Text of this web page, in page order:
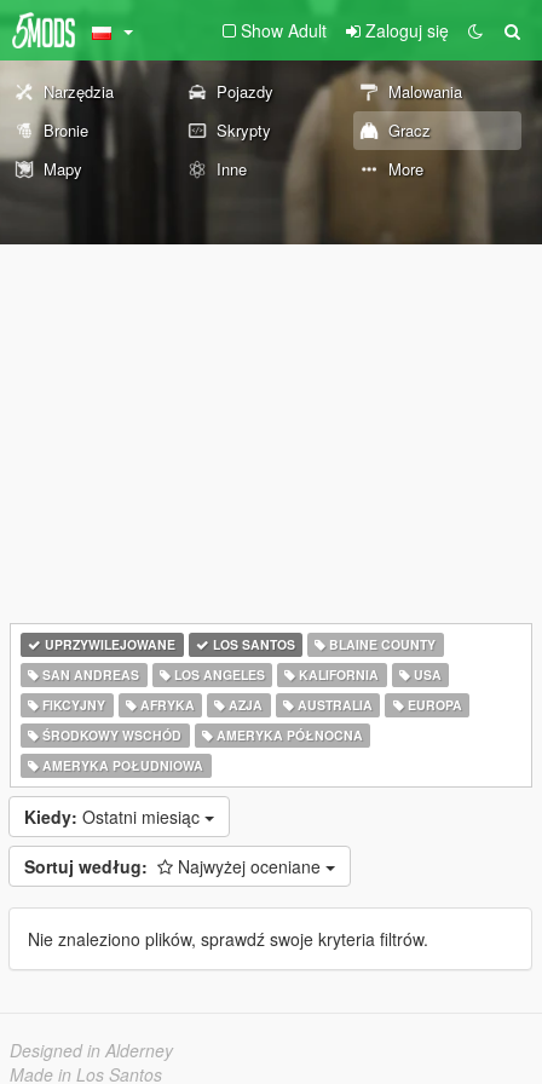
Show Adult Zaloguj się
Narzędzia Pojazdy
Malowania
Bronie
Skrypty
Gracz
Mapy
Inne More
UPRZYWILEJOWANE LOS SANTOS
BLAINE COUNTY
SAN ANDREAS
LOS ANGELES KALIFORNIA
USA
FIKCYJNY
AFRYKA AZJA AUSTRALIA
EUROPA
ŚRODKOWY WSCHÓD
AMERYKA PÓŁNOCNA
AMERYKA POŁUDNIOWA
Kiedy: Ostatni miesiąc
Sortuj według: Najwyżej oceniane
Nie znaleziono plików, sprawdź swoje kryteria filtrów.
Designed in Alderney
Made in Los Santos